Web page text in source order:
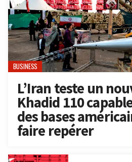
BUSINESS
L’Iran teste un
Khadid 110
des bases
faire repérer